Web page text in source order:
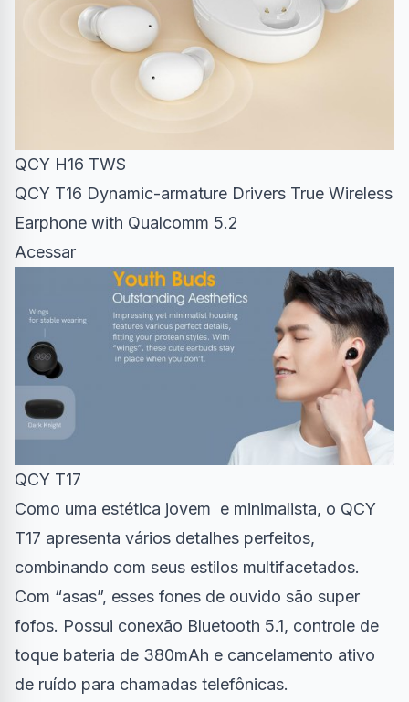
QCY H16 TWS
QCY T16 Dynamic-armature Drivers True Wireless
Earphone with Qualcomm 5.2
Acessar
QCY T17
Como uma estética jovem e minimalista, o QCY
T17 apresenta vários detalhes perfeitos,
combinando com seus estilos multifacetados.
Com “asas”, esses fones de ouvido são super
fofos. Possui conexão Bluetooth 5.1, controle de
toque bateria de 380mAh e cancelamento ativo
de ruído para chamadas telefônicas.